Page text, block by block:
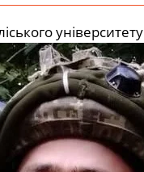
університету